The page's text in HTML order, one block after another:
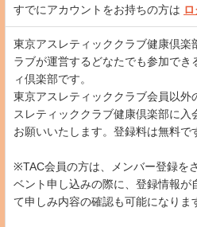
すでにアカウントをお持ちの方は
東京アスレティッククラブ健康倶楽
ラブが運営するどなたでも参加でき
ィ倶楽部です。
東京アスレティッククラブ会員以外
スレティッククラブ健康倶楽部に
お願いいたします。登録料は無料で
※TAC会員の方は、メンバー登録を
ベント申し込みの際に、登録情報が
て申しみ内容の確認も可能になりま